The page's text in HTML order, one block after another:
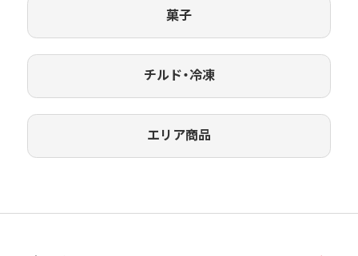
菓子
チルド・冷凍
エリア商品